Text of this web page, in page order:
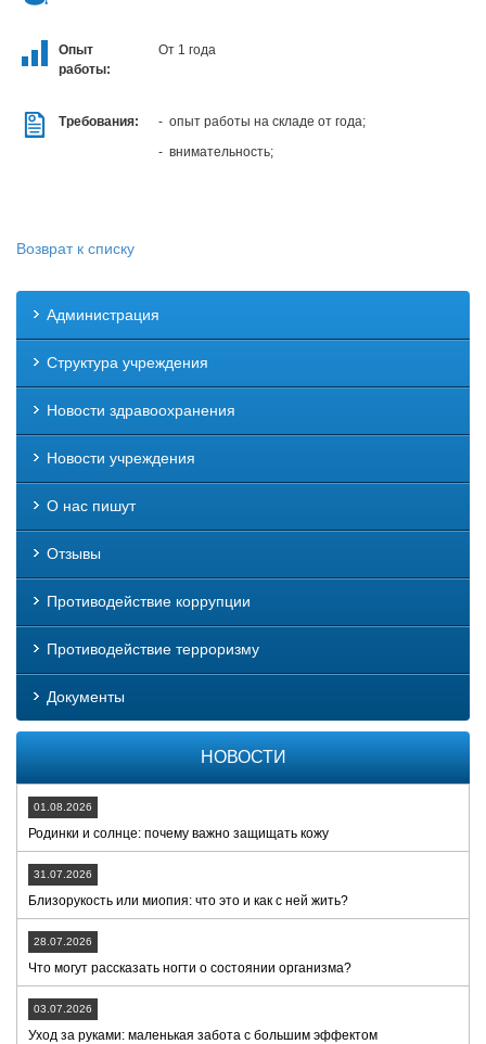
Опыт
работы:
От 1 года
Требования:
- опыт работы на складе от года;
- внимательность;
Возврат к списку
Администрация
Структура учреждения
Новости здравоохранения
Новости учреждения
О нас пишут
Отзывы
Противодействие коррупции
Противодействие терроризму
Документы
НОВОСТИ
01.08.2026
Родинки и солнце: почему важно защищать кожу
31.07.2026
Близорукость или миопия: что это и как с ней жить?
28.07.2026
Что могут рассказать ногти о состоянии организма?
03.07.2026
Уход за руками: маленькая забота с большим эффектом